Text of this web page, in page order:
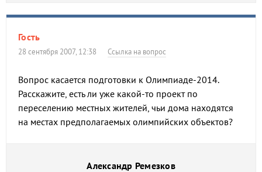
Гость
28 сентября 2007, 12:38 Ссылка на вопрос
Вопрос касается подготовки к Олимпиаде-2014.
Расскажите, есть ли уже какой-то проект по
переселению местных жителей, чьи дома находятся
на местах предполагаемых олимпийских объектов?
Александр Ремезков